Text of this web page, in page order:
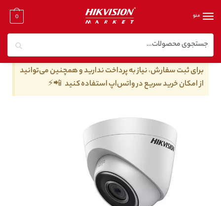
منو 0
خانه / دوربین مدار بسته تحت شبکه دوربین مداربسته هایک ویژن مدل DS-2CD1323G0-IUF
برای ثبت سفارش، نیاز به پرداخت ندارید و همچنین می‌توانید
از امکان خرید سریع در واتس‌اپ استفاده کنید 📲⚡